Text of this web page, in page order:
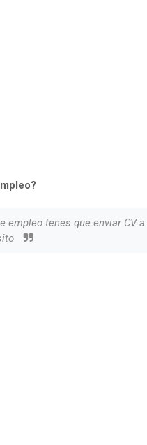
empleo tenes que enviar CV a